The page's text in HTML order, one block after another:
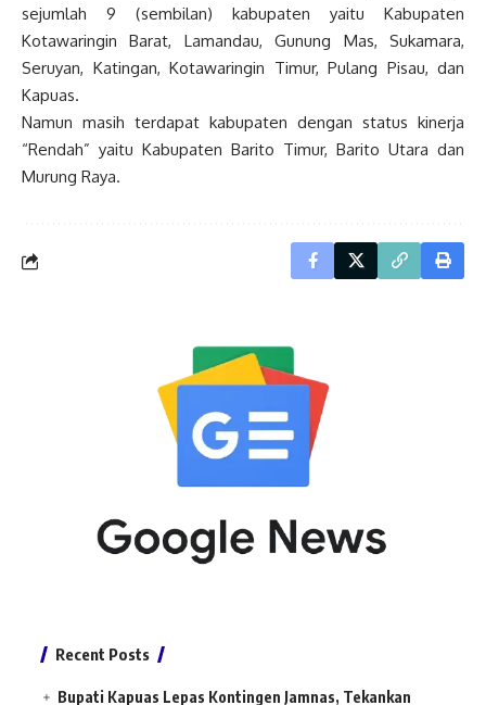
sejumlah 9 (sembilan) kabupaten yaitu Kabupaten
Kotawaringin Barat, Lamandau, Gunung Mas, Sukamara,
Seruyan, Katingan, Kotawaringin Timur, Pulang Pisau, dan
Kapuas.
Namun masih terdapat kabupaten dengan status kinerja
“Rendah” yaitu Kabupaten Barito Timur, Barito Utara dan
Murung Raya.
Recent Posts
Bupati Kapuas Lepas Kontingen Jamnas, Tekankan